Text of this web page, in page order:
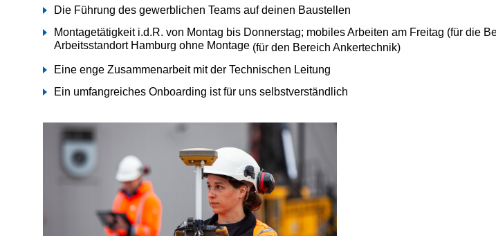
Die Führung des gewerblichen Teams auf deinen Baustellen
Montagetätigkeit i.d.R. von Montag bis Donnerstag; mobiles Arbeiten am Freitag (für die
Arbeitsstandort Hamburg ohne Montage (für den Bereich Ankertechnik)
Eine enge Zusammenarbeit mit der Technischen Leitung
Ein umfangreiches Onboarding ist für uns selbstverständlich